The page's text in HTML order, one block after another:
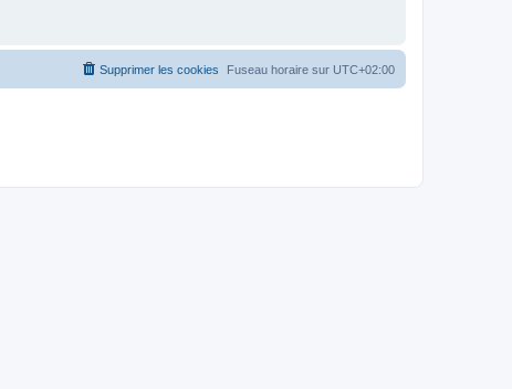
Fuseau horaire sur UTC+02:00
Supprimer les cookies